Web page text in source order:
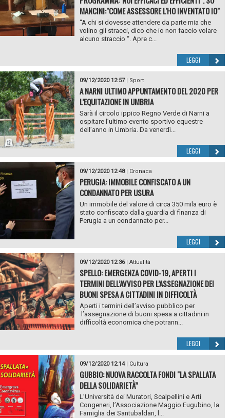
MANCINI:"COME ASSESSORE L'HO INVENTATO IO"
“A chi si dovesse attendere da parte mia che
volino gli stracci, dico che io non faccio volare
alcuno straccio “. Apre c...
LEGGI
09/12/2020 12:57| Sport
A NARNI ULTIMO APPUNTAMENTO DEL 2020 PER
L’EQUITAZIONE IN UMBRIA
Sarà il circolo ippico Regno Verde di Narni a
ospitare l’ultimo evento sportivo equestre
dell’anno in Umbria. Da venerdì...
LEGGI
09/12/2020 12:48| Cronaca
PERUGIA: IMMOBILE CONFISCATO A UN
CONDANNATO PER USURA
Un immobile del valore di circa 350 mila euro è
stato confiscato dalla guardia di finanza di
Perugia a un condannato per...
LEGGI
09/12/2020 12:36| Attualità
SPELLO: EMERGENZA COVID-19, APERTI I
TERMINI DELL’AVVISO PER L’ASSEGNAZIONE DEI
BUONI SPESA A CITTADINI IN DIFFICOLTÀ
Aperti i termini dell’avviso pubblico per
l’assegnazione di buoni spesa a cittadini in
difficoltà economica che potrann...
LEGGI
09/12/2020 12:14| Cultura
GUBBIO: NUOVA RACCOLTA FONDI "LA SPALLATA
DELLA SOLIDARIETÀ”
L’Università dei Muratori, Scalpellini e Arti
Congeneri, l’Associazione Maggio Eugubino, la
Famiglia dei Santubaldari, l...